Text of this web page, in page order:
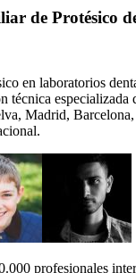
de Protésico
en laboratorios
técnica especializada
Madrid, Barcelona,
profesionales